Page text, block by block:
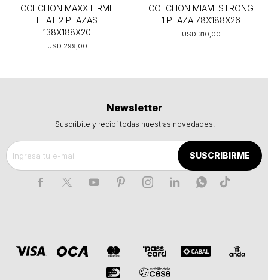
COLCHON MAXX FIRME
FLAT 2 PLAZAS
138X188X20
USD 299,00
COLCHON MIAMI STRONG
1 PLAZA 78X188X26
USD 310,00
Newsletter
¡Suscribite y recibí todas nuestras novedades!
SUSCRIBIRME
      